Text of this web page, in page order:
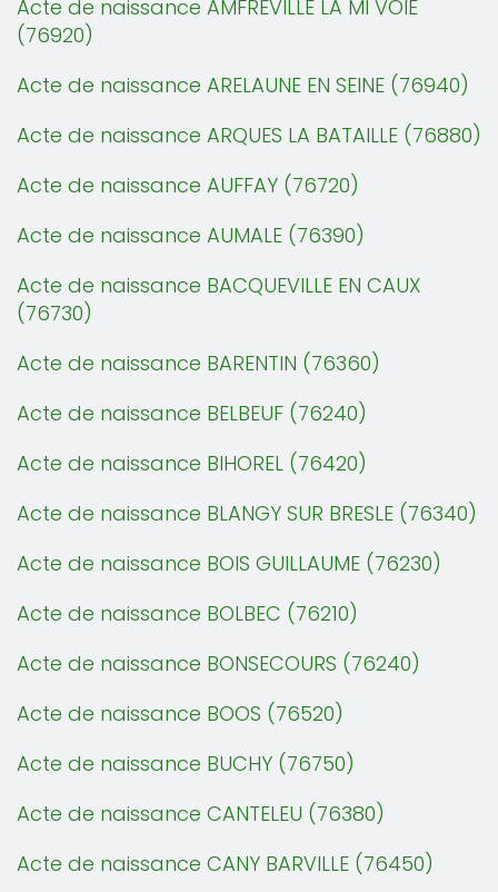
Acte de naissance AMFREVILLE LA MI VOIE
(76920)
Acte de naissance ARELAUNE EN SEINE (76940)
Acte de naissance ARQUES LA BATAILLE (76880)
Acte de naissance AUFFAY (76720)
Acte de naissance AUMALE (76390)
Acte de naissance BACQUEVILLE EN CAUX
(76730)
Acte de naissance BARENTIN (76360)
Acte de naissance BELBEUF (76240)
Acte de naissance BIHOREL (76420)
Acte de naissance BLANGY SUR BRESLE (76340)
Acte de naissance BOIS GUILLAUME (76230)
Acte de naissance BOLBEC (76210)
Acte de naissance BONSECOURS (76240)
Acte de naissance BOOS (76520)
Acte de naissance BUCHY (76750)
Acte de naissance CANTELEU (76380)
Acte de naissance CANY BARVILLE (76450)